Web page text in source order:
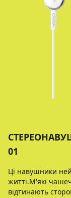
01
Ці навушники
житті.М'які
відтинають